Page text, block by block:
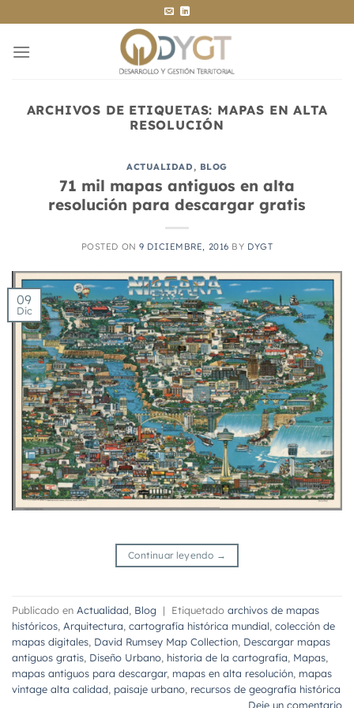
al
contenido
ARCHIVOS DE ETIQUETAS: MAPAS EN ALTA
RESOLUCIÓN
ACTUALIDAD, BLOG
71 mil mapas antiguos en alta
resolución para descargar gratis
POSTED ON9 DICIEMBRE, 2016 BY DYGT
09
Dic
Continuar leyendo →
Publicado en Actualidad Blog | Etiquetado archivos de mapas
históricos Arquitectura cartografía histórica mundial colección de
mapas digitales David Rumsey Map Collection Descargar mapas
antiguos gratis Diseño Urbano historia de la cartografía Mapas
mapas antiguos para descargar, mapas en alta resolución mapas
vintage alta calidad paisaje urbano recursos de geografía histórica
Deje un comentario